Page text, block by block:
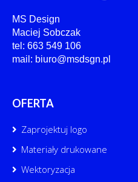
MS Design
Maciej Sobczak
tel: 663 549 106
mail: biuro@msdsgn.pl
OFERTA
Zaprojektuj logo
Materiały drukowane
Wektoryzacja